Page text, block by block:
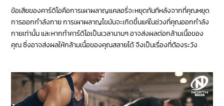
ข้อเสียของคาร์ดิโอคือการเผาผลาญแคลอรี่จะหยุดทันทีหลังจากที่คุณหยุด
การออกกำลังกาย การเผาผลาญไขมันจะเกิดขึ้นแค่ในช่วงที่คุณออกกำลัง
กายเท่านั้น และหากทำคาร์ดิโอเป็นเวลานานๆ อาจส่งผลต่อกล้ามเนื้อของ
คุณ ซึ่งอาจส่งผลให้กล้ามเนื้อของคุณสลายได้ จึงเป็นเรื่องที่ต้องระวัง